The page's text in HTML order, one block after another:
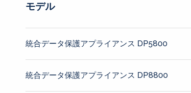
モデル
統合データ保護アプライアンス DP5800
統合データ保護アプライアンス DP8800